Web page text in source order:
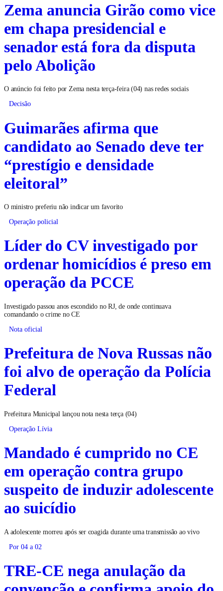
Zema anuncia Girão como vice
em chapa presidencial e
senador está fora da disputa
pelo Abolição
O anúncio foi feito por Zema nesta terça-feira (04) nas redes sociais
Decisão
Guimarães afirma que
candidato ao Senado deve ter
“prestígio e densidade
eleitoral”
O ministro preferiu não indicar um favorito
Operação policial
Líder do CV investigado por
ordenar homicídios é preso em
operação da PCCE
Investigado passou anos escondido no RJ, de onde continuava
comandando o crime no CE
Nota oficial
Prefeitura de Nova Russas não
foi alvo de operação da Polícia
Federal
Prefeitura Municipal lançou nota nesta terça (04)
Operação Lívia
Mandado é cumprido no CE
em operação contra grupo
suspeito de induzir adolescente
ao suicídio
A adolescente morreu após ser coagida durante uma transmissão ao vivo
Por 04 a 02
TRE-CE nega anulação da